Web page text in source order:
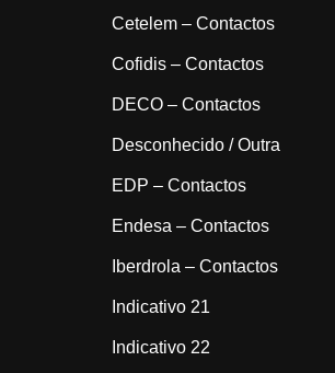
Cetelem – Contactos
Cofidis – Contactos
DECO – Contactos
Desconhecido / Outra
EDP – Contactos
Endesa – Contactos
Iberdrola – Contactos
Indicativo 21
Indicativo 22